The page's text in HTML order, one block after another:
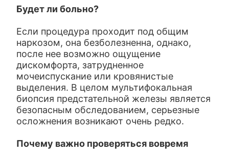
Будет ли больно?
Если процедура проходит под общим
наркозом, она безболезненна, однако,
после нее возможно ощущение
дискомфорта, затрудненное
мочеиспускание или кровянистые
выделения. В целом мультифокальная
биопсия предстательной железы является
безопасным обследованием, серьезные
осложнения возникают очень редко.
Почему важно проверяться вовремя